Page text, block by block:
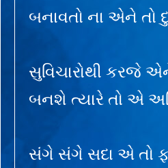
બનાવતો ના એને તો
સુવિચારોથી કરજે
બનશે ત્યારે તો એ
સંગે સંગે સદા એ તો